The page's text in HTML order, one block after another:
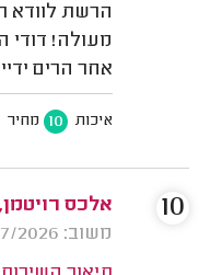
הרשת לוודא
מעולה! דודי
אחר הרים
איכות 10 מחיר
אלכס
משוב: 08/07/2026
10